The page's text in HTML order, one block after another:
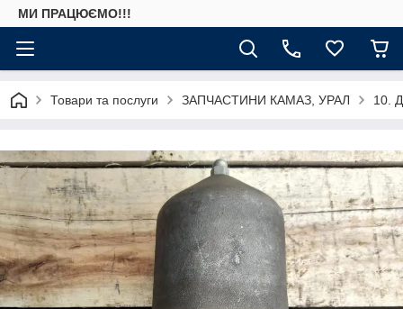
МИ ПРАЦЮЄМО!!!
Товари та послуги ЗАПЧАСТИНИ КАМАЗ, УРАЛ 10.